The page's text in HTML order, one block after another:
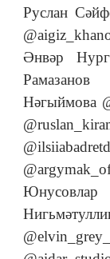
Руслан
Әнвәр
Нәгыймова